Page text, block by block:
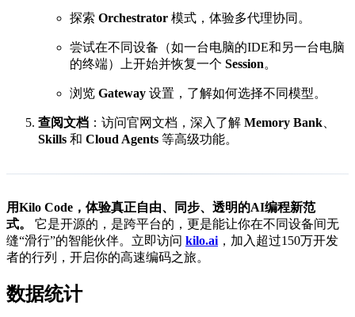
探索 Orchestrator 模式，体验多代理协同。
尝试在不同设备（如一台电脑的IDE和另一台电脑
的终端）上开始并恢复一个 Session。
浏览 Gateway 设置，了解如何选择不同模型。
查阅文档 ：访问官网文档，深入了解 Memory Bank
Skills 和 Cloud Agents 等高级功能。
用Kilo Code，体验真正自由、同步、透明的AI编程新范
式。
它是开源的，是跨平台的，更是能让你在不同设备间无
缝“滑行”的智能伙伴。立即访问 kilo.ai ，加入超过150万开发
者的行列，开启你的高速编码之旅。
数据统计